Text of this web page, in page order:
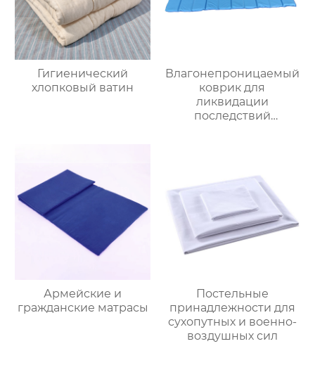
Гигиенический
хлопковый ватин
Влагонепроницаемый
коврик для
ликвидации
последствий
Армейские и
гражданские матрасы
Постельные
принадлежности для
сухопутных и военно-
воздушных сил